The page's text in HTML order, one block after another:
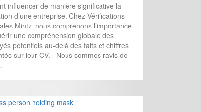
influencer de manière significative la
d’une entreprise. Chez Vérifications
Mintz, nous comprenons l’importance
une compréhension globale des
potentiels au-delà des faits et chiffres
sur leur CV. Nous sommes ravis de